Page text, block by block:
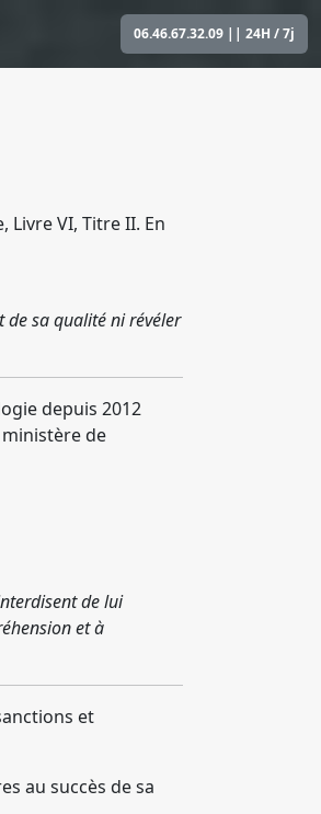
06.46.67.32.09 || 24H / 7j
VI, Titre II. En
de sa qualité ni révéler
depuis 2012
de
de lui
et à
et
au succès de sa